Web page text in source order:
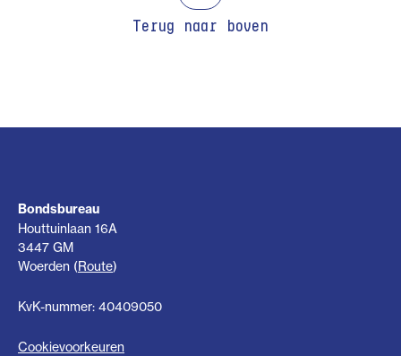
Terug naar boven
Bondsbureau
Houttuinlaan 16A
3447 GM
Woerden (Route)
KvK-nummer: 40409050
Cookievoorkeuren